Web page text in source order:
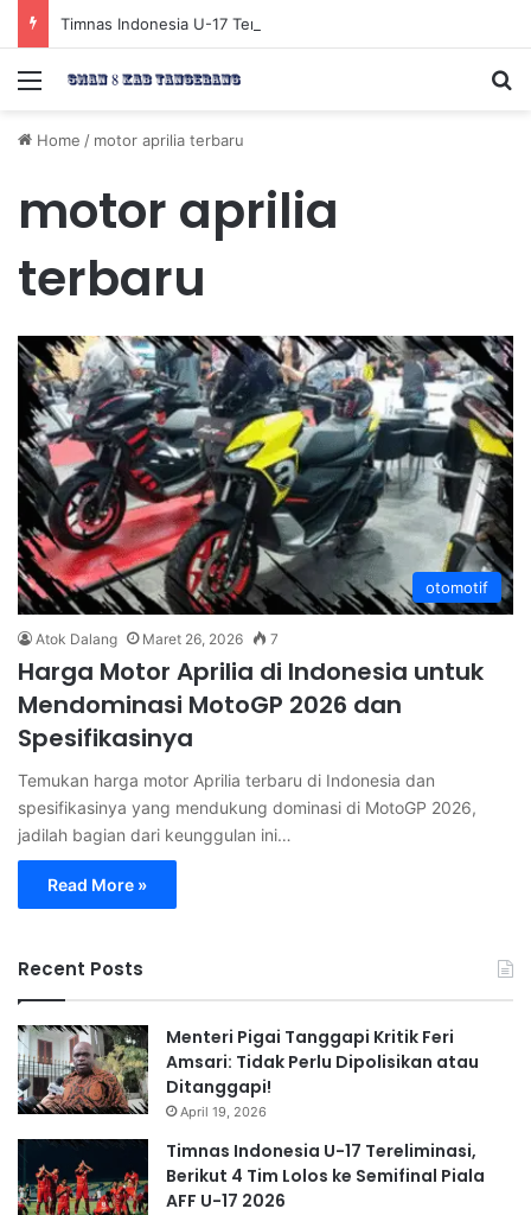
Menu
Home / motor aprilia terbaru
motor aprilia
terbaru
otomotif
Atok Dalang Maret 26, 2026 7
Harga Motor Aprilia di Indonesia untuk
Mendominasi MotoGP 2026 dan
Spesifikasinya
Temukan harga motor Aprilia terbaru di Indonesia dan
spesifikasinya yang mendukung dominasi di MotoGP 2026,
jadilah bagian dari keunggulan ini…
Read More »
Recent Posts
Menteri Pigai Tanggapi Kritik Feri
Amsari: Tidak Perlu Dipolisikan atau
Ditanggapi!
April 19, 2026
Timnas Indonesia U-17 Tereliminasi,
Berikut 4 Tim Lolos ke Semifinal Piala
AFF U-17 2026